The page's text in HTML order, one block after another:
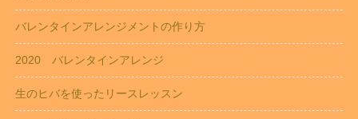
バレンタインアレンジメントの作り方
2020 バレンタインアレンジ
生のヒバを使ったリースレッスン